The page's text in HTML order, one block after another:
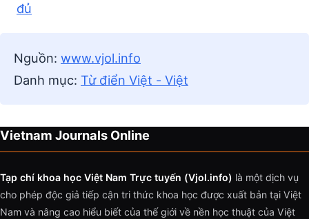
đủ
Nguồn: www.vjol.info
Danh mục: Từ điển Việt - Việt
Vietnam Journals Online
Tạp chí khoa học Việt Nam Trực tuyến (Vjol.info) là một dịch vụ
cho phép độc giả tiếp cận tri thức khoa học được xuất bản tại Việt
Nam và nâng cao hiểu biết của thế giới về nền học thuật của Việt